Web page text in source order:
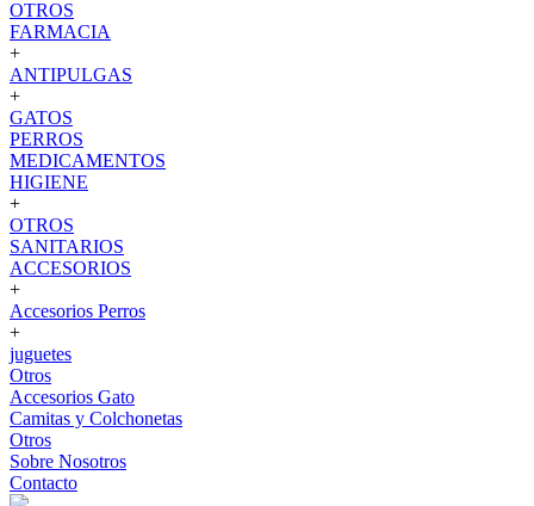
OTROS
FARMACIA
+
ANTIPULGAS
+
GATOS
PERROS
MEDICAMENTOS
HIGIENE
+
OTROS
SANITARIOS
ACCESORIOS
+
Accesorios Perros
+
juguetes
Otros
Accesorios Gato
Camitas y Colchonetas
Otros
Sobre Nosotros
Contacto